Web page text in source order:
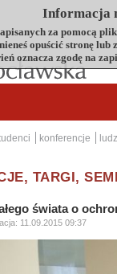
konferencje
TARGI,
świata o
11.09.2015 09:37
Informacja
za pomocą
opuścić stronę
oznacza zgodę na